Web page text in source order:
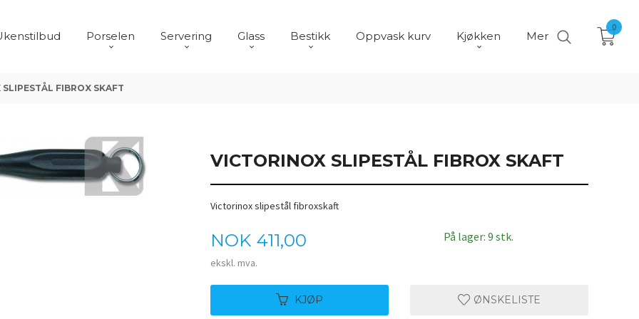
Porselen Servering Glass Bestikk Oppvask kurv Kjøkken Mer
0
FIBROX SKAFT
VICTORINOX SLIPESTÅL FIBROX SKAFT
Victorinox slipestål fibroxskaft
Pris
NOK 411,00
ekskl. mva.
På lager: 9 stk.
KJØP ØNSKELISTE